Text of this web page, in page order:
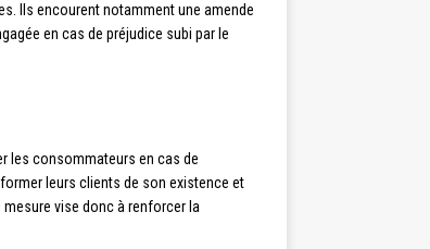
Ils encourent notamment une amende
en cas de préjudice subi par le
les consommateurs en cas de
leurs clients de son existence et
vise donc à renforcer la